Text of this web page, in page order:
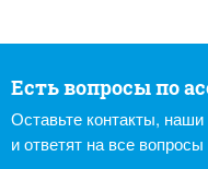
Есть вопросы по
Оставьте контакты,
и ответят на все вопросы